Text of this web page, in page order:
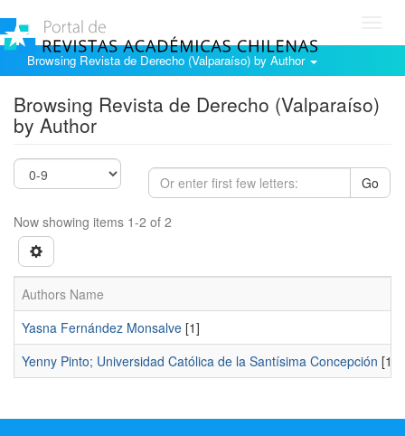
Browsing Revista de Derecho (Valparaíso) by Author
Browsing Revista de Derecho (Valparaíso)
by Author
Go
Now showing items 1-2 of 2
Authors Name
Yasna Fernández Monsalve [1]
Yenny Pinto; Universidad Católica de la Santísima Concepción [1]